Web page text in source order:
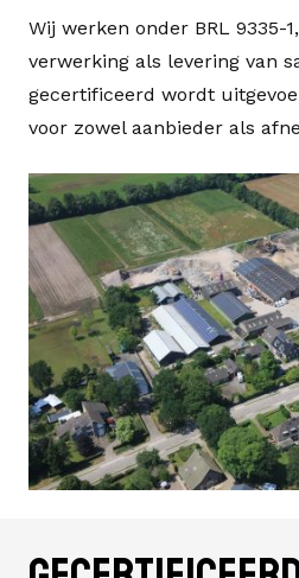
Wij werken onder BRL 9335-1
verwerking als levering van
gecertificeerd wordt
voor zowel aanbieder als